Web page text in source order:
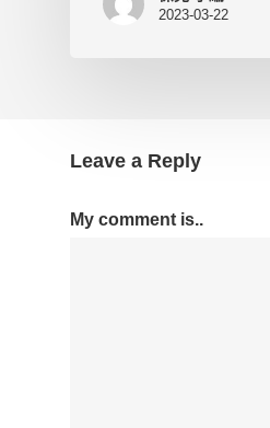
2023-03-22
Leave a Reply
My comment is..